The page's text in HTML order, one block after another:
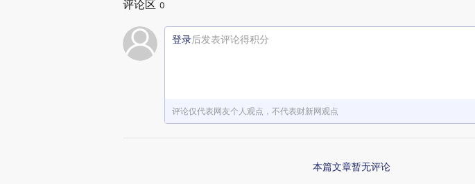
评论区 0
登录后发表评论得积分
评论仅代表网友个人观点，不代表财新网观点
本篇文章暂无评论